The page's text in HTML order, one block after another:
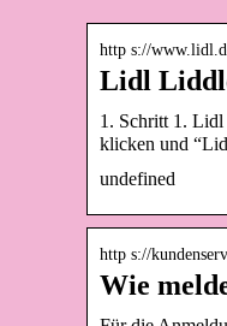
http s://
Lidl
1. Schritt 1. Lidl
klicken und
undefined
http s://
Wie